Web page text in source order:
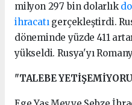
milyon 297 bin dolarlık
ihracatıgerçekleştirdi.
döneminde yüzde 411
yükseldi. Rusya'yı
"TALEBE